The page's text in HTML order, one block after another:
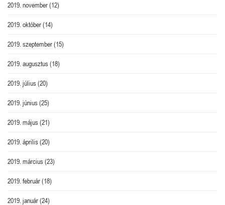
2019. november(12)
2019. október(14)
2019. szeptember(15)
2019. augusztus(18)
2019. július(20)
2019. június(25)
2019. május(21)
2019. április(20)
2019. március(23)
2019. február(18)
2019. január(24)